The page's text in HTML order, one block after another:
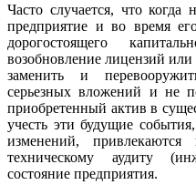
Часто случается, что когда
предприятие и во время
дорогостоящего
возобновление лицензий
заменить и
серьезных вложений и не
приобретенный актив в
учесть эти будущие
изменений,
техническому аудиту
состояние предприятия.